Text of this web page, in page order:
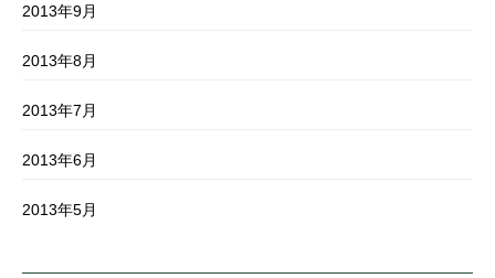
2013年9月
2013年8月
2013年7月
2013年6月
2013年5月